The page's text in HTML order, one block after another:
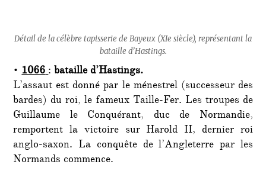
Détail de la célèbre tapisserie de Bayeux (XIe siècle), représentant la
bataille d’Hastings.
•1066:bataille d’Hastings.
L’assaut est donné par le ménestrel (successeur des
bardes) du roi, le fameux Taille-Fer. Les troupes de
Guillaume le Conquérant, duc de Normandie,
remportent la victoire sur Harold II, dernier roi
anglo-saxon. La conquête de l’Angleterre par les
Normands commence.